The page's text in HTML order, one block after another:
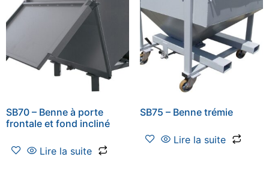
SB70 – Benne à porte
frontale et fond incliné
Lire la suite
SB75 – Benne trémie
Lire la suite